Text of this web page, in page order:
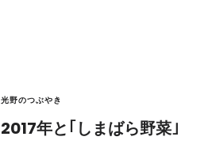
光野のつぶやき
2017年と｢しまばら野菜｣